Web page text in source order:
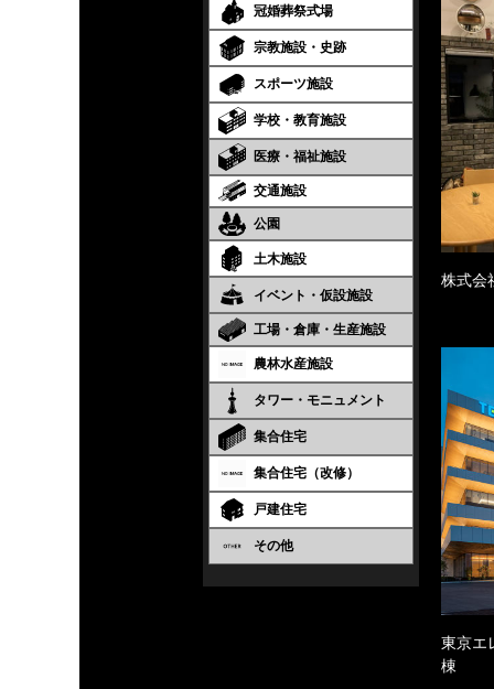
冠婚葬祭式場
宗教施設・史跡
スポーツ施設
学校・教育施設
医療・福祉施設
交通施設
公園
土木施設
イベント・仮設施設
工場・倉庫・生産施設
農林水産施設
タワー・モニュメント
集合住宅
集合住宅（改修）
戸建住宅
その他
株式会
東京エ
棟